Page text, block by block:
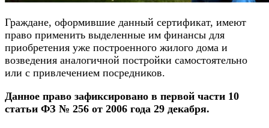
Граждане, оформившие данный сертификат, имеют
право применить выделенные им финансы для
приобретения уже построенного жилого дома и
возведения аналогичной постройки самостоятельно
или с привлечением посредников.
Данное право зафиксировано в первой части 10
статьи ФЗ № 256 от 2006 года 29 декабря.